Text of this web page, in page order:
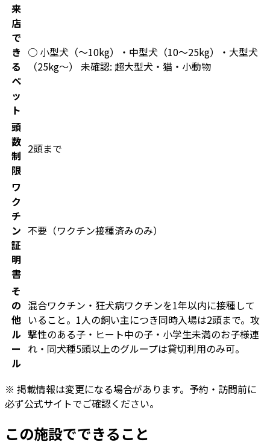
来
店
で
き
る
ペ
ッ
ト
○ 小型犬（〜10kg）・中型犬（10〜25kg）・大型犬
（25kg〜） 未確認: 超大型犬・猫・小動物
頭
数
制
限
2頭まで
ワ
ク
チ
ン
証
明
書
不要（ワクチン接種済みのみ）
そ
の
他
ル
ー
ル
混合ワクチン・狂犬病ワクチンを1年以内に接種して
いること。1人の飼い主につき同時入場は2頭まで。攻
撃性のある子・ヒート中の子・小学生未満のお子様連
れ・同犬種5頭以上のグループは貸切利用のみ可。
※ 掲載情報は変更になる場合があります。予約・訪問前に
必ず公式サイトでご確認ください。
この施設でできること